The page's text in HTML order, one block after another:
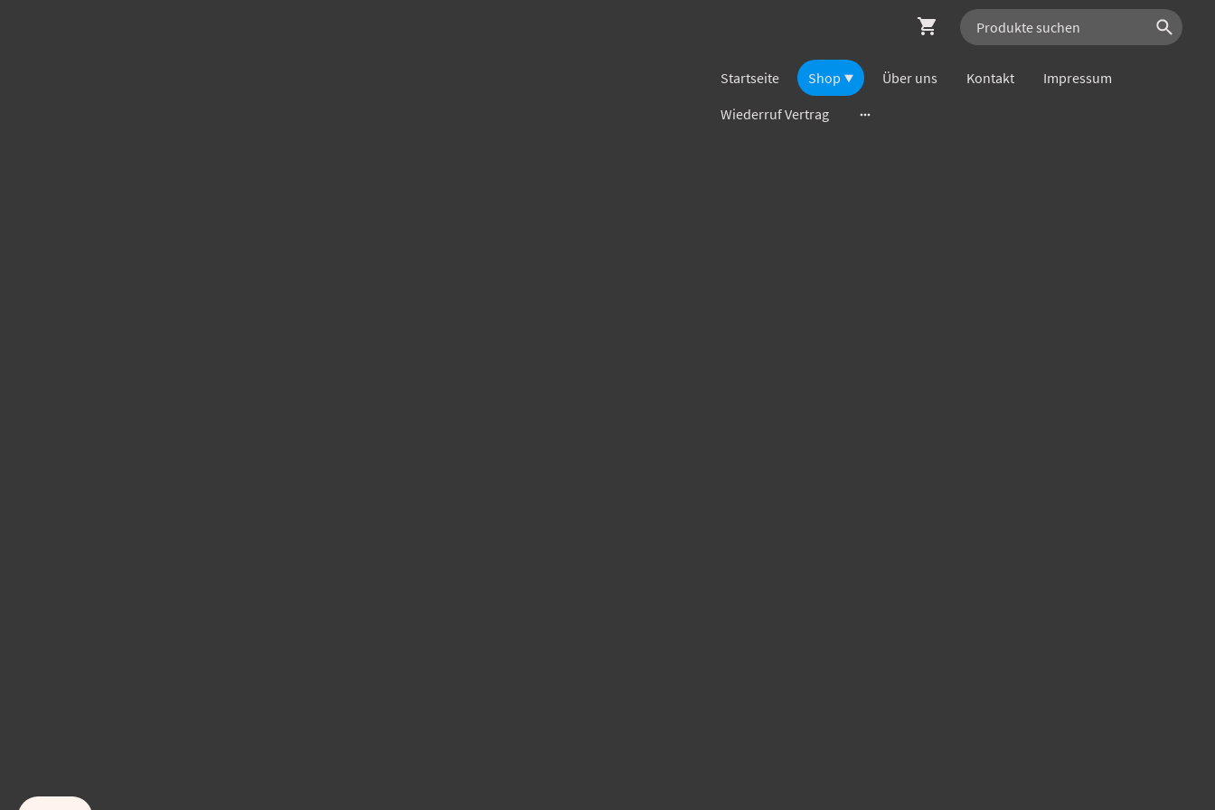
Startseite Shop Über uns Kontakt
Impressum
Wiederruf Vertrag